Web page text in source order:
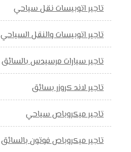
تاجير اتوبيسات نقل سياحي
تاجير اتوبيسات والنقل السياحي
تاجير سيارات مرسيدس بالسائق
تاجير لاند كروزر بسائق
تاجير ميكروباص سياحي
تاجير ميكروباص فوتون بالسائق